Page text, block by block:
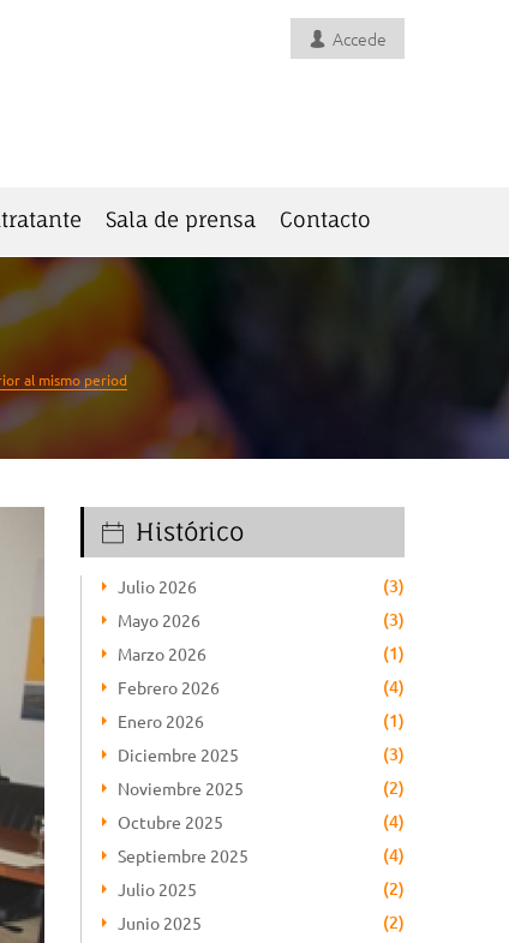
Accede
Sala de prensa Contacto
al mismo period
Histórico
Julio 2026 (3)
Mayo 2026 (3)
Marzo 2026 (1)
Febrero 2026 (4)
Enero 2026 (1)
Diciembre 2025 (3)
Noviembre 2025 (2)
Octubre 2025 (4)
Septiembre 2025 (4)
Julio 2025 (2)
Junio 2025 (2)